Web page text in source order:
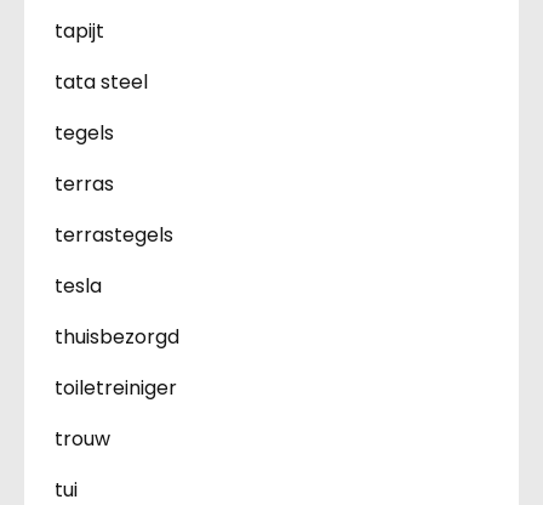
tapijt
tata steel
tegels
terras
terrastegels
tesla
thuisbezorgd
toiletreiniger
trouw
tui